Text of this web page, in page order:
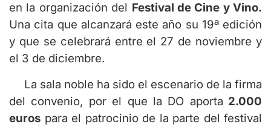
en la organización del Festival de Cine y Vino.
Una cita que alcanzará este año su 19ª edición
y que se celebrará entre el 27 de noviembre y
el 3 de diciembre.
La sala noble ha sido el escenario de la firma
del convenio, por el que la DO aporta 2.000
euros para el patrocinio de la parte del festival